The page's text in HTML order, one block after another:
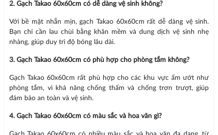
2. Gạch Takao 60x60cm có dễ dàng vệ sinh không?
Với bề mặt nhẵn mịn, gạch Takao 60x60cm rất dễ dàng vệ sinh.
Bạn chỉ cần lau chùi bằng khăn mềm và dung dịch vệ sinh nhẹ
nhàng, giúp duy trì độ bóng lâu dài.
3. Gạch Takao 60x60cm có phù hợp cho phòng tắm không?
Gạch Takao 60x60cm rất phù hợp cho các khu vực ẩm ướt như
phòng tắm, vì khả năng chống thấm và chống trơn trượt, giúp
đảm bảo an toàn và vệ sinh.
4. Gạch Takao 60x60cm có màu sắc và hoa văn gì?